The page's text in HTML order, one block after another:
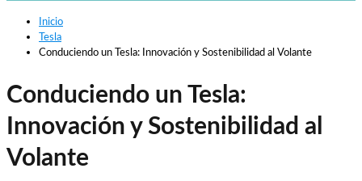
Inicio
Tesla
Conduciendo un Tesla: Innovación y Sostenibilidad al Volante
Conduciendo un Tesla:
Innovación y Sostenibilidad al
Volante